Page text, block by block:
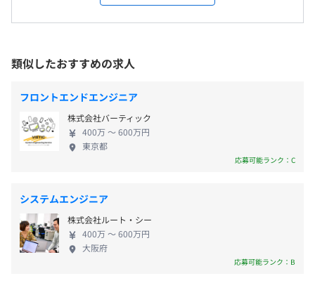
作成に必要な機材はもちろん、開発効率や開発精度向上の
【開発環境】
■PLC
三菱：iQR、Qシリーズ
AB：PLC-5／LOGIX5000
など
■DCS
横河：Centum-CS1000、Centum-CS3000、Centum-XL
・祝日
・年末年始休暇（5日）
・有給休暇
・慶弔休暇
・産前産後／育児休暇
・交通費全額支給
・時間外手当（全額支給）
す。「最小のコストで最良の効果を提供するモノづく
り」に社員全員で一致団結して取り組んでいます。
は技術者で構成されています。既存社員の全員が分か
りやすいプログラム開発のノウハウを習得していま
す。そのため、技術に関する相談や情報交換も活発で
す。また、納品後の品質確認に用いる各メーカーのシ
ーケンサ各モジュール、および開発や機能検証の必
要機材は自社で完備しています。作成に必要な機材は
もちろん、開発効率や開発精度向上のために必要な
HMI（タッチパネル）も利用可能！職人を目指せる最
高の環境を整えています。 ◆自分のペースで開発を
進められる メカや配線などについては異なる部署が
担当しているため、エンジニアは開発に専念してい
ただけます。仕事の計画を立てやすく、納期に追われ
類似したおすすめの求人
フロントエンドエンジニア
株式会社バーティック
400万 〜 600万円
東京都
応募可能ランク：C
システムエンジニア
株式会社ルート・シー
400万 〜 600万円
大阪府
応募可能ランク：B